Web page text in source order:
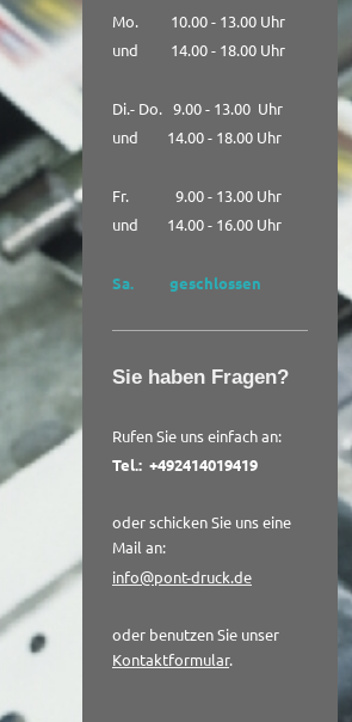
Mo. 10.00 - 13.00 Uhr
und 14.00 - 18.00 Uhr
Di.- Do. 9.00 - 13.00 Uhr
und 14.00 - 18.00 Uhr
Fr. 9.00 - 13.00 Uhr
und 14.00 - 16.00 Uhr
Sa. geschlossen
Sie haben Fragen?
Rufen Sie uns einfach an:
Tel.: +492414019419
oder schicken Sie uns eine
Mail an:
info@pont-druck.de
oder benutzen Sie unser
Kontaktformular.